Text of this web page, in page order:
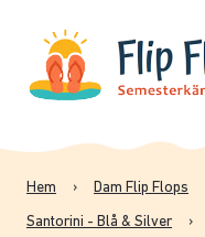
Hem › Dam Flip Flops
Santorini - Blå & Silver ›